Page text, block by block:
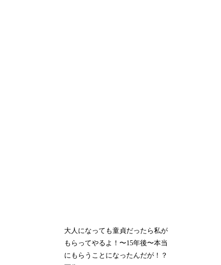
大人になっても童貞だったら私が
もらってやるよ！〜15年後〜本当
にもらうことになったんだが！？